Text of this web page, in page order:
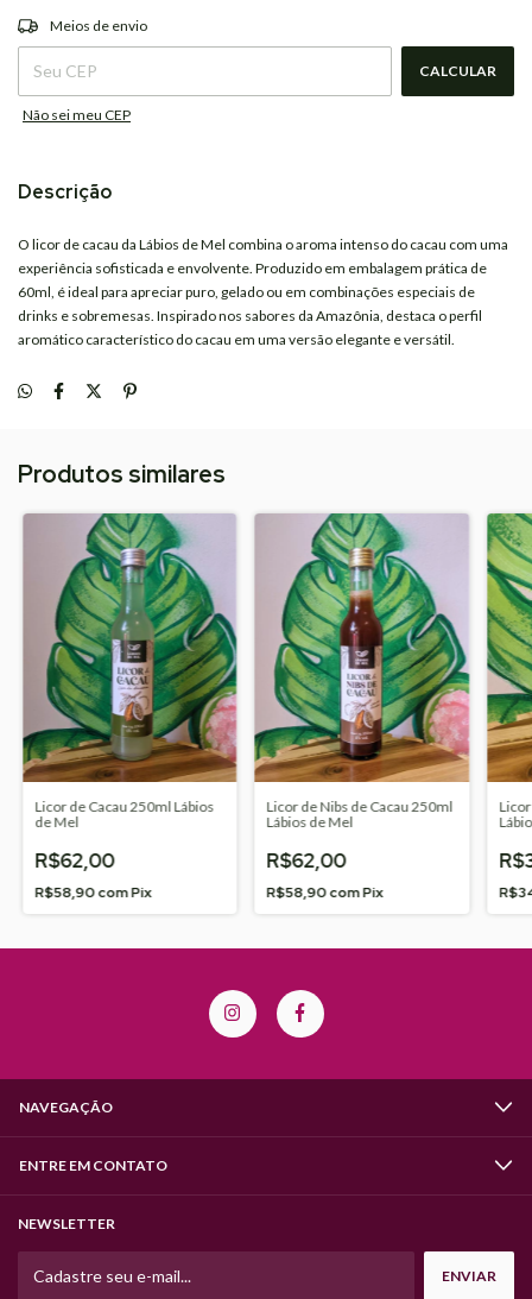
Entregas para o CEP:
Meios de envio
CALCULAR
Não sei meu CEP
Descrição
O licor de cacau da Lábios de Mel combina o aroma intenso do cacau com uma
experiência sofisticada e envolvente. Produzido em embalagem prática de
60ml, é ideal para apreciar puro, gelado ou em combinações especiais de
drinks e sobremesas. Inspirado nos sabores da Amazônia, destaca o perfil
aromático característico do cacau em uma versão elegante e versátil.
Produtos similares
Licor de Cacau 250ml Lábios
de Mel
R$62,00
R$58,90comPix
Licor de Nibs de Cacau 250ml
Lábios de Mel
R$62,00
R$58,90comPix
NAVEGAÇÃO
ENTRE EM CONTATO
NEWSLETTER